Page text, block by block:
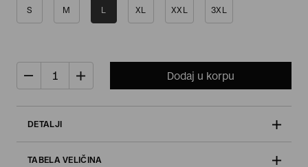
S M L XL XXL 3XL
Dodaj u korpu
DETALJI
TABELA VELIČINA